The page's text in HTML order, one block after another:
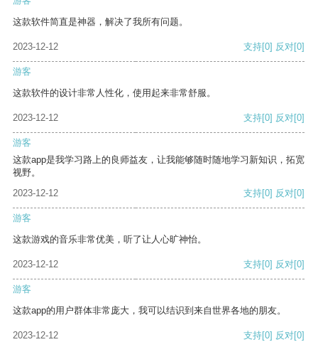
这款软件简直是神器，解决了我所有问题。
2023-12-12 支持[0] 反对[0]
游客
这款软件的设计非常人性化，使用起来非常舒服。
2023-12-12 支持[0] 反对[0]
游客
这款app是我学习路上的良师益友，让我能够随时随地学习新知识，拓宽
视野。
2023-12-12
支持[0] 反对[0]
游客
这款游戏的音乐非常优美，听了让人心旷神怡。
2023-12-12 支持[0] 反对[0]
游客
这款app的用户群体非常庞大，我可以结识到来自世界各地的朋友。
2023-12-12 支持[0] 反对[0]